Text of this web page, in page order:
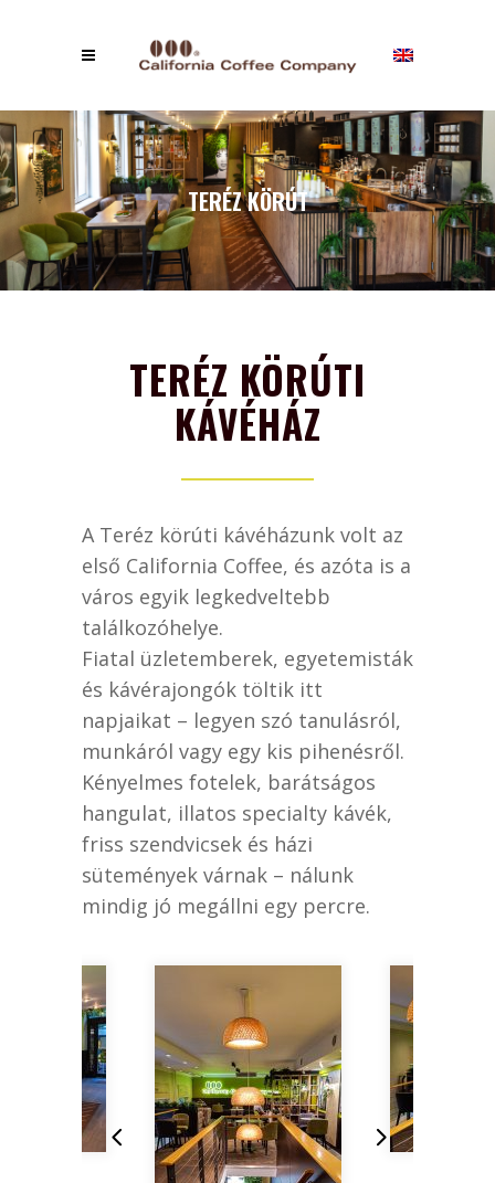
TERÉZ KÖRÚT
TERÉZ KÖRÚTI
KÁVÉHÁZ
A Teréz körúti kávéházunk volt az
első California Coffee, és azóta is a
város egyik legkedveltebb
találkozóhelye.
Fiatal üzletemberek, egyetemisták
és kávérajongók töltik itt
napjaikat – legyen szó tanulásról,
munkáról vagy egy kis pihenésről.
Kényelmes fotelek, barátságos
hangulat, illatos specialty kávék,
friss szendvicsek és házi
sütemények várnak – nálunk
mindig jó megállni egy percre.